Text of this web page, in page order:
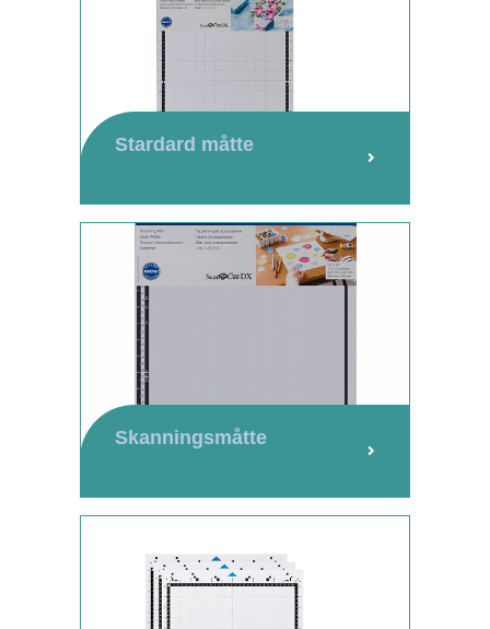
Stardard måtte
Skanningsmåtte